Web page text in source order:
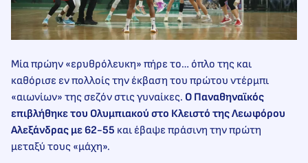
Μία πρώην «ερυθρόλευκη» πήρε το… όπλο της και
καθόρισε εν πολλοίς την έκβαση του πρώτου ντέρμπι
«αιωνίων» της σεζόν στις γυναίκες. Ο Παναθηναϊκός
επιβλήθηκε του Ολυμπιακού στο Κλειστό της Λεωφόρου
Αλεξάνδρας με 62-55 και έβαψε πράσινη την πρώτη
μεταξύ τους «μάχη».